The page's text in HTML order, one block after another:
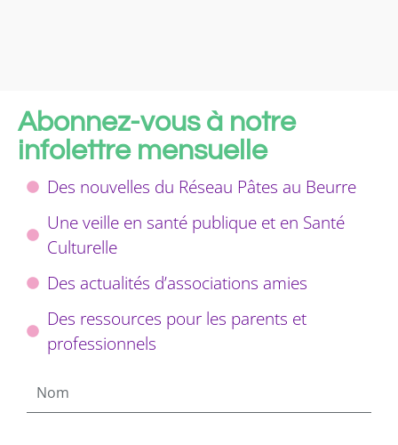
Abonnez-vous à notre
infolettre mensuelle
Des nouvelles du Réseau Pâtes au Beurre
Une veille en santé publique et en Santé
Culturelle
Des actualités d’associations amies
Des ressources pour les parents et
professionnels